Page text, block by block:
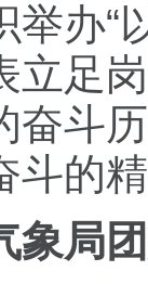
“以
立足
奋斗
斗的精
象局